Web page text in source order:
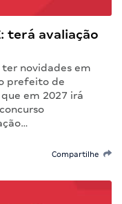
terá avaliação
ter novidades em
prefeito de
em 2027 irá
Compartilhe